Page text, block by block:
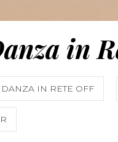
in
DANZA IN RETE OFF